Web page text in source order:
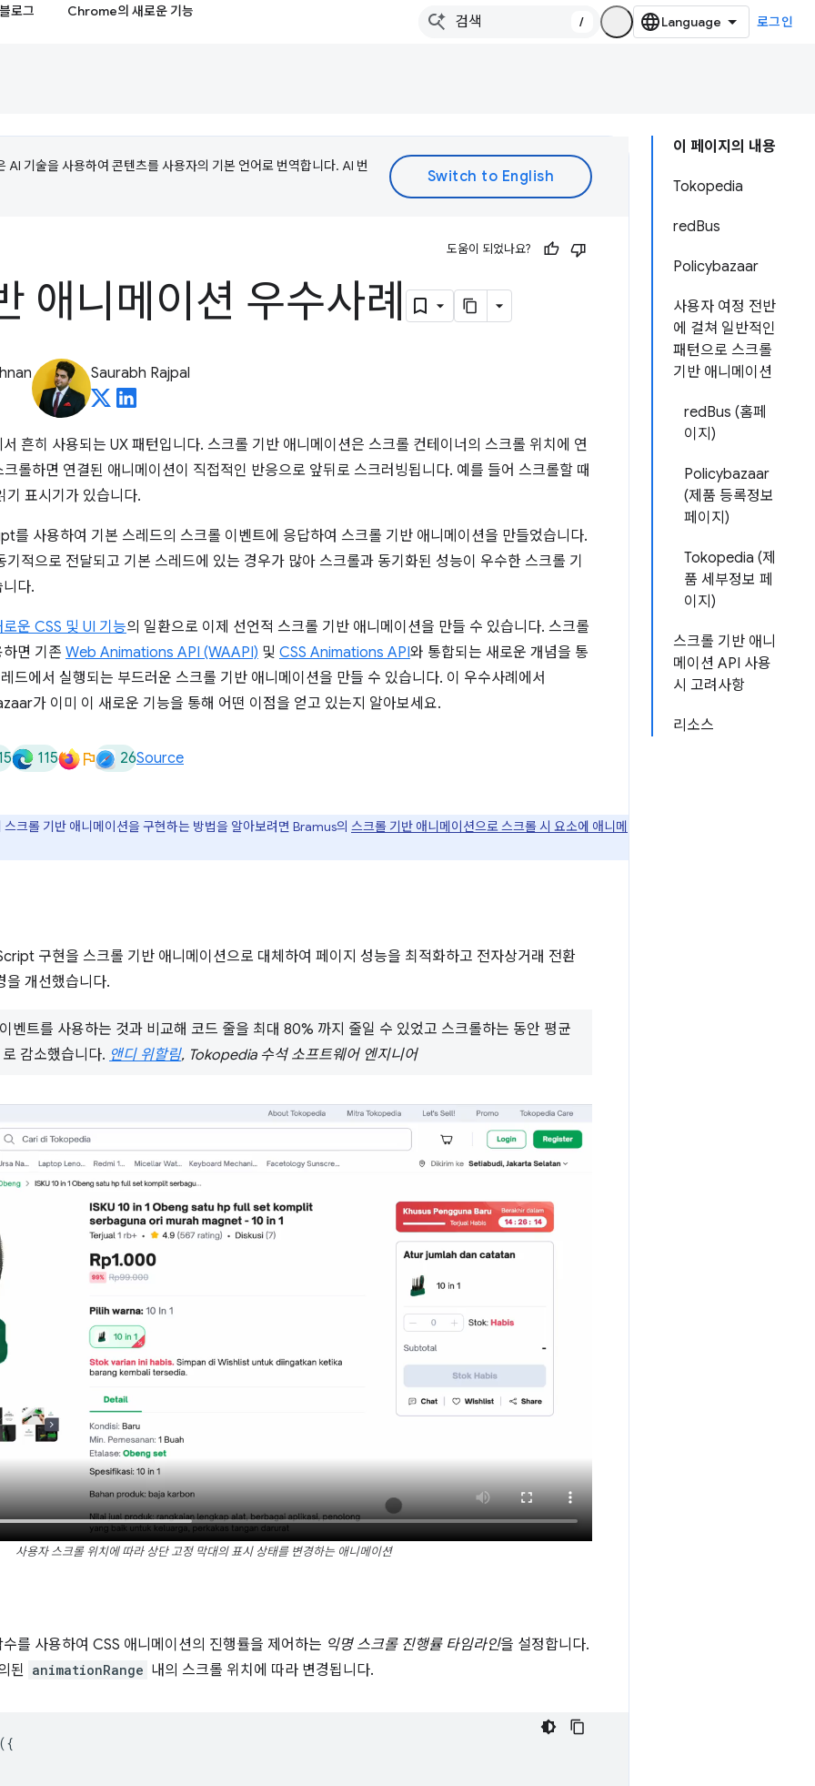
블로그 Chrome의 새로운 기능
/ 로그인
이 페이지의 내용
Tokopedia
redBus
Policybazaar
사용자 여정 전반
에 걸쳐 일반적인
패턴으로 스크롤
기반 애니메이션
redBus (홈페
이지)
Policybazaar
(제품 등록정보
페이지)
Tokopedia (제
품 세부정보 페
이지)
스크롤 기반 애니
메이션 API 사용
시 고려사항
리소스
AI 기술을 사용하여 콘텐츠를 사용자의 기본 언어로 번역합니다. AI 번
도움이 되었나요?
애니메이션 우수사례
Saurabh Rajpal
흔히 사용되는 UX 패턴입니다. 스크롤 기반 애니메이션은 스크롤 컨테이너의 스크롤 위치에 연
롤하면 연결된 애니메이션이 직접적인 반응으로 앞뒤로 스크러빙됩니다. 예를 들어 스크롤할 때
기 표시기가 있습니다.
를 사용하여 기본 스레드의 스크롤 이벤트에 응답하여 스크롤 기반 애니메이션을 만들었습니다.
적으로 전달되고 기본 스레드에 있는 경우가 많아 스크롤과 동기화된 성능이 우수한 스크롤 기
다.
운 CSS 및 UI 기능의 일환으로 이제 선언적 스크롤 기반 애니메이션을 만들 수 있습니다. 스크롤
면 기존 Web Animations API (WAAPI) 및 CSS Animations API와 통합되는 새로운 개념을 통
드에서 실행되는 부드러운 스크롤 기반 애니메이션을 만들 수 있습니다. 이 우수사례에서
가 이미 이 새로운 기능을 통해 어떤 이점을 얻고 있는지 알아보세요.
115 26Source
크롤 기반 애니메이션을 구현하는 방법을 알아보려면 Bramus의 스크롤 기반 애니메이션으로 스크롤 시 요소에 애니메
구현을 스크롤 기반 애니메이션으로 대체하여 페이지 성능을 최적화하고 전자상거래 전환
을 개선했습니다.
벤트를 사용하는 것과 비교해 코드 줄을 최대 80% 까지 줄일 수 있었고 스크롤하는 동안 평균
감소했습니다. 앤디 위할림, Tokopedia 수석 소프트웨어 엔지니어
사용자 스크롤 위치에 따라 상단 고정 막대의 표시 상태를 변경하는 애니메이션
를 사용하여 CSS 애니메이션의 진행률을 제어하는 익명 스크롤 진행률 타임라인을 설정합니다.
된 animationRange 내의 스크롤 위치에 따라 변경됩니다.